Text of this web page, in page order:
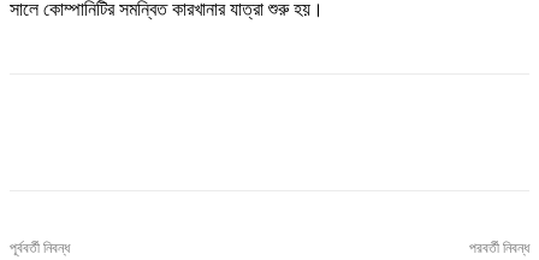
সালে কোম্পানিটির সমন্বিত কারখানার যাত্রা শুরু হয়।
পূর্ববর্তী নিবন্ধ পরবর্তী নিবন্ধ